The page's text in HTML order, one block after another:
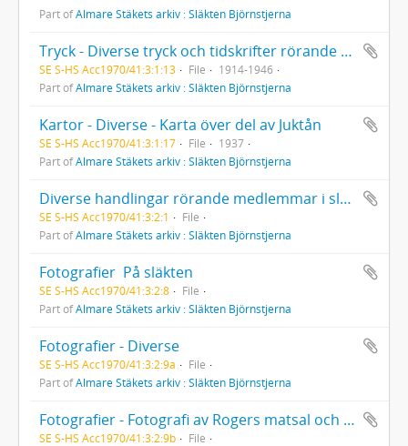
Part ofAlmare Stäkets arkiv : Släkten Björnstjerna
Tryck - Diverse tryck och tidskrifter rörande Almare Stäket
SE S-HS Acc1970/41:3:1:13 File
1914-1946
Part ofAlmare Stäkets arkiv : Släkten Björnstjerna
Kartor - Diverse - Karta över del av Juktån
SE S-HS Acc1970/41:3:1:17 File
1937
Part ofAlmare Stäkets arkiv : Släkten Björnstjerna
Diverse handlingar rörande medlemmar i släkten Björnstjerna  akter med personliga handlingar
SE S-HS Acc1970/41:3:2:1
File
Part ofAlmare Stäkets arkiv : Släkten Björnstjerna
Fotografier  På släkten
SE S-HS Acc1970/41:3:2:8
File
Part ofAlmare Stäkets arkiv : Släkten Björnstjerna
Fotografier - Diverse
SE S-HS Acc1970/41:3:2:9a
File
Part ofAlmare Stäkets arkiv : Släkten Björnstjerna
Fotografier - Fotografi av Rogers matsal och skrivrum
SE S-HS Acc1970/41:3:2:9b
File